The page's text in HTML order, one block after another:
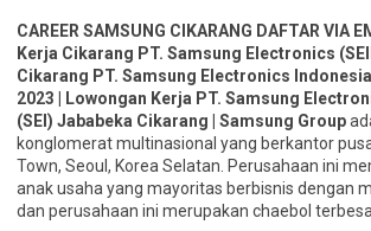
CAREER SAMSUNG CIKARANG DAFTAR VIA
Kerja Cikarang PT. Samsung Electronics
Cikarang PT. Samsung Electronics
2023 | Lowongan Kerja PT. Samsung
(SEI) Jababeka Cikarang | Samsung Group
konglomerat multinasional yang berkantor
Town, Seoul, Korea Selatan. Perusahaan ini
anak usaha yang mayoritas berbisnis dengan
dan perusahaan ini merupakan chaebol